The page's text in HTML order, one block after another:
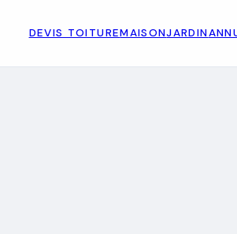
DEVIS TOITUREMAISONJARDIN